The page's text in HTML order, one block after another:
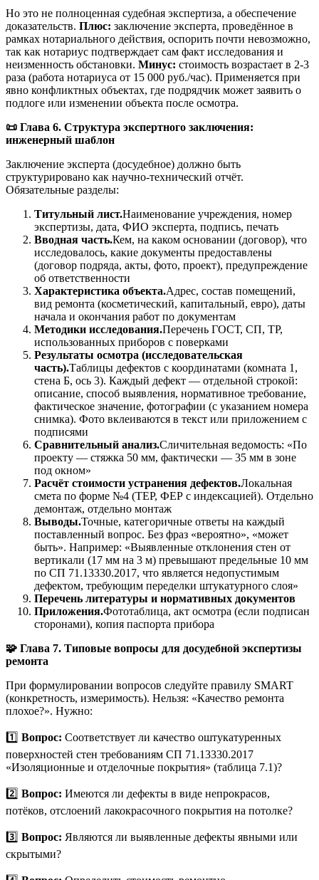
Но это не полноценная судебная экспертиза, а обеспечение
доказательств. Плюс: заключение эксперта, проведённое в
рамках нотариального действия, оспорить почти невозможно,
так как нотариус подтверждает сам факт исследования и
неизменность обстановки. Минус: стоимость возрастает в 2-3
раза (работа нотариуса от 15 000 руб./час). Применяется при
явно конфликтных объектах, где подрядчик может заявить о
подлоге или изменении объекта после осмотра.
📜 Глава 6. Структура экспертного заключения:
инженерный шаблон
Заключение эксперта (досудебное) должно быть
структурировано как научно-технический отчёт.
Обязательные разделы:
Титульный лист.Наименование учреждения, номер
экспертизы, дата, ФИО эксперта, подпись, печать
Вводная часть.Кем, на каком основании (договор), что
исследовалось, какие документы предоставлены
(договор подряда, акты, фото, проект), предупреждение
об ответственности
Характеристика объекта.Адрес, состав помещений,
вид ремонта (косметический, капитальный, евро), даты
начала и окончания работ по документам
Методики исследования.Перечень ГОСТ, СП, ТР,
использованных приборов с поверками
Результаты осмотра (исследовательская
часть).Таблицы дефектов с координатами (комната 1,
стена Б, ось 3). Каждый дефект — отдельной строкой:
описание, способ выявления, нормативное требование,
фактическое значение, фотографии (с указанием номера
снимка). Фото вклеиваются в текст или приложением с
подписями
Сравнительный анализ.Сличительная ведомость: «По
проекту — стяжка 50 мм, фактически — 35 мм в зоне
под окном»
Расчёт стоимости устранения дефектов.Локальная
смета по форме №4 (ТЕР, ФЕР с индексацией). Отдельно
демонтаж, отдельно монтаж
Выводы.Точные, категоричные ответы на каждый
поставленный вопрос. Без фраз «вероятно», «может
быть». Например: «Выявленные отклонения стен от
вертикали (17 мм на 3 м) превышают предельные 10 мм
по СП 71.13330.2017, что является недопустимым
дефектом, требующим переделки штукатурного слоя»
Перечень литературы и нормативных документов
Приложения.Фототаблица, акт осмотра (если подписан
сторонами), копия паспорта прибора
🧩 Глава 7. Типовые вопросы для досудебной экспертизы
ремонта
При формулировании вопросов следуйте правилу SMART
(конкретность, измеримость). Нельзя: «Качество ремонта
плохое?». Нужно:
1️⃣ Вопрос: Соответствует ли качество оштукатуренных
поверхностей стен требованиям СП 71.13330.2017
«Изоляционные и отделочные покрытия» (таблица 7.1)?
2️⃣ Вопрос: Имеются ли дефекты в виде непрокрасов,
потёков, отслоений лакокрасочного покрытия на потолке?
3️⃣ Вопрос: Являются ли выявленные дефекты явными или
скрытыми?